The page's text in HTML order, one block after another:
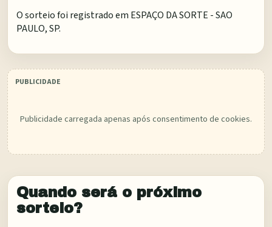
O sorteio foi registrado em ESPAÇO DA SORTE - SAO
PAULO, SP.
Publicidade carregada apenas após consentimento de cookies.
Quando será o próximo
sorteio?